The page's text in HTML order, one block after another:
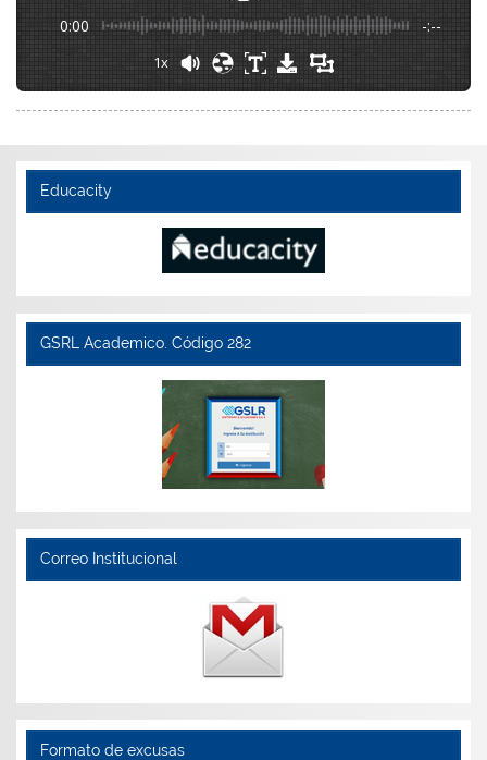
0:00 -:--
1x
Educacity
GSRL Academico. Código 282
Correo Institucional
Formato de excusas